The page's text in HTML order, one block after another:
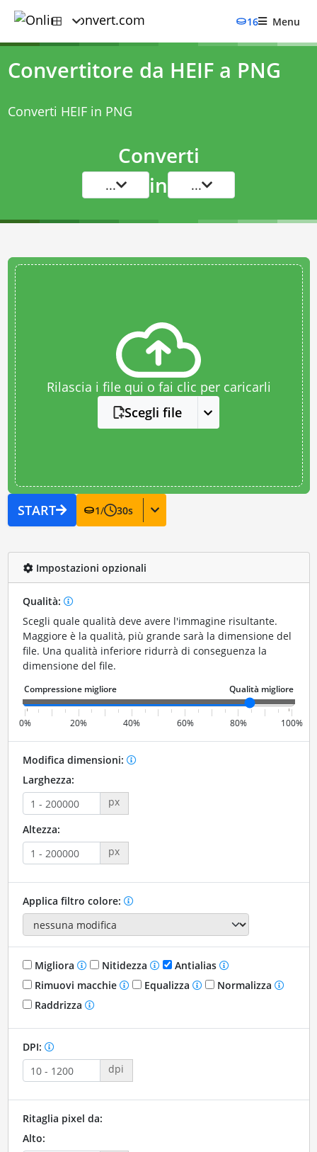
16 Menu
Convertitore da HEIF a PNG
Converti HEIF in PNG
Converti
... in ...
Rilascia i file qui o fai clic per caricarli
Scegli file
START 1/ 30s
Impostazioni opzionali
Qualità:
Scegli quale qualità deve avere l'immagine risultante.
Maggiore è la qualità, più grande sarà la dimensione del
file. Una qualità inferiore ridurrà di conseguenza la
dimensione del file.
0% 20% 40% 60% 80% 100%
Modifica dimensioni:
Larghezza:
px
Altezza:
px
Applica filtro colore:
Migliora Nitidezza
Antialias
Rimuovi macchie
Equalizza
Normalizza
Raddrizza
DPI:
dpi
Ritaglia pixel da:
Alto: